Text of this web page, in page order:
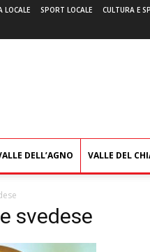
LOCALE SPORT LOCALE CULTURA E
DELL’AGNO VALLE DEL
svedese